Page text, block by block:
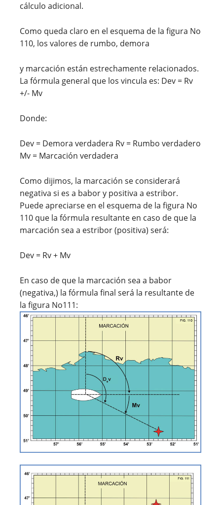
cálculo adicional.
Como queda claro en el esquema de la figura No
110, los valores de rumbo, demora
y marcación están estrechamente relacionados.
La fórmula general que los vincula es: Dev = Rv
+/- Mv
Donde:
Dev = Demora verdadera Rv = Rumbo verdadero
Mv = Marcación verdadera
Como dijimos, la marcación se considerará
negativa si es a babor y positiva a estribor.
Puede apreciarse en el esquema de la figura No
110 que la fórmula resultante en caso de que la
marcación sea a estribor (positiva) será:
Dev = Rv + Mv
En caso de que la marcación sea a babor
(negativa,) la fórmula final será la resultante de
la figura No111: